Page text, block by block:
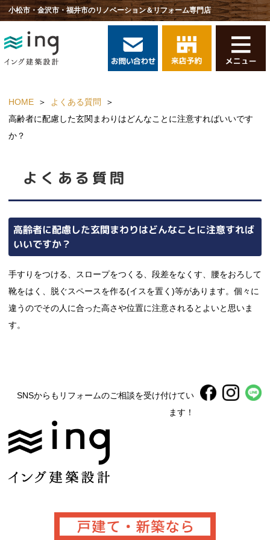
小松市・金沢市・福井市のリノベーション＆リフォーム専門店
HOME
よくある質問
高齢者に配慮した玄関まわりはどんなことに注意すればいいです
か？
よくある質問
高齢者に配慮した玄関まわりはどんなことに注意すれば
いいですか？
手すりをつける、スロープをつくる、段差をなくす、腰をおろして
靴をはく、脱ぐスペースを作る(イスを置く)等があります。個々に
違うのでその人に合った高さや位置に注意されるとよいと思いま
す。
SNSからもリフォームのご相談を受け付けてい
ます！